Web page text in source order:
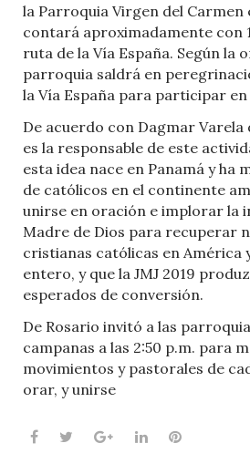
la Parroquia Virgen del Carmen
contará aproximadamente con
ruta de la Vía España. Según la
parroquia saldrá en
la Vía España para participar en
De acuerdo con Dagmar Varela
es la responsable de este
esta idea nace en Panamá y ha
de católicos en el continente
unirse en oración e implorar la
Madre de Dios para recuperar
cristianas católicas en América
entero, y que la JMJ 2019
esperados de conversión.
De Rosario invitó a las
campanas a las 2:50 p.m. para
movimientos y pastorales de
orar, y unirse
Facebook
TwitterGoogle+LinkedInPinterest